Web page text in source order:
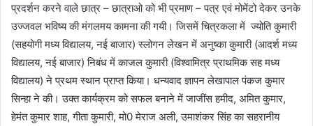
प्रदर्शन करने वाले छात्र – छात्राओ को भी प्रमाण – पत्र एवं मोमेंटो देकर उनके
उज्जवल भविष्य की मंगलमय कामना की गयी। जिसमें चित्रकला में ज्योति कुमारी
(सहयोगी मध्य विद्यालय, नई बाजार) स्लोगन लेखन में अनुष्का कुमारी (आदर्श मध्य
विद्यालय, नई बाजार) निबंध में काजल कुमारी (विश्वामित्र प्राथमिक सह मध्य
विद्यालय) ने प्रथम स्थान प्राप्त किया। धन्यवाद ज्ञापन लेखापाल पंकज कुमार
सिन्हा ने की। उक्त कार्यक्रम को सफल बनाने में जाजींस हमीद, अमित कुमार,
हेमंत कुमार शाह, गीता कुमारी, मो0 मेराज अली, उमाशंकर सिंह का सहरानीय